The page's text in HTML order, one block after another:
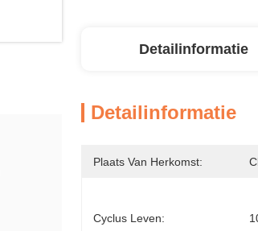
Detailinformatie
Detailinformatie
Plaats Van Herkomst:
Cyclus Leven: